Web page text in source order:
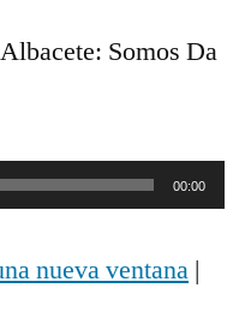
Somos Da
00:00
nueva ventana |